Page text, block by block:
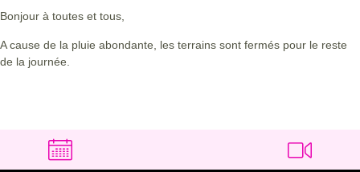
Bonjour à toutes et tous,
A cause de la pluie abondante, les terrains sont fermés pour le reste
de la journée.